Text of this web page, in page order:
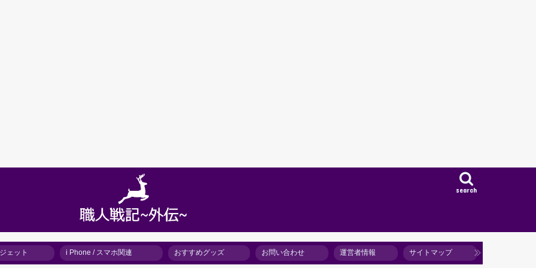
search
ェット i Phone / スマホ関連 おすすめグッズ お問い合わせ 運営者情報 サイトマップ